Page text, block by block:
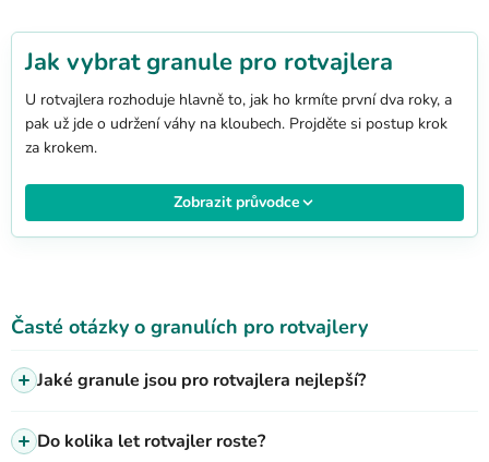
v
ý
p
i
s
Jak vybrat granule pro rotvajlera
U rotvajlera rozhoduje hlavně to, jak ho krmíte první dva roky, a
pak už jde o udržení váhy na kloubech. Projděte si postup krok
za krokem.
Zobrazit průvodce
Časté otázky o granulích pro rotvajlery
Jaké granule jsou pro rotvajlera nejlepší?
Do kolika let rotvajler roste?